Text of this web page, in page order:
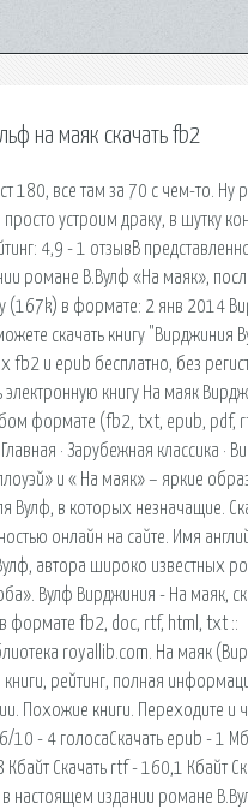
на маяк скачать fb2
180, все там за 70 с чем-то. Ну
просто устроим драку, в шутку
4,9 - 1 отзывВ
романе В.Вулф «На маяк»,
(167k) в формате: 2 янв 2014
скачать книгу "Вирджиния
fb2 и epub бесплатно, без
электронную книгу На маяк
формате (fb2, txt, epub, pdf,
· Зарубежная классика ·
и « На маяк» – яркие
Вулф, в которых незначащие.
онлайн на сайте. Имя
автора широко известных
Вулф Вирджиния - На маяк,
в формате fb2, doc, rtf, html, txt ::
royallib.com. На маяк
рейтинг, полная
Похожие книги. Переходите и
10 - 4 голосаCкачать epub - 1
Кбайт Cкачать rtf - 160,1 Кбайт
настоящем издании романе